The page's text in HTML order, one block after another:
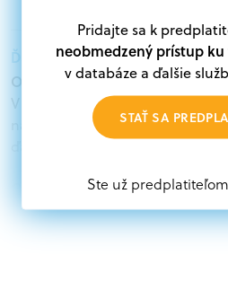
Ďalšie informácie:
Oprávnení žiadatelia:
V databáze grantov a dotácií
nájdete aktuálne výzvy z
Oprávnení partneri:
Akákoľvek právnická osoba, t.
subjekt, komerčný alebo
Pridajte sa k
neobmedzený prístup
v databáze a ďalšie
STAŤ SA
Ste už